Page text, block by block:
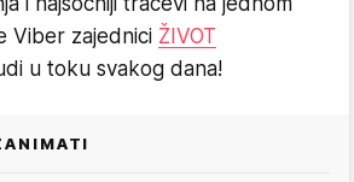
Viber zajednici ŽIVOT
u toku svakog dana!